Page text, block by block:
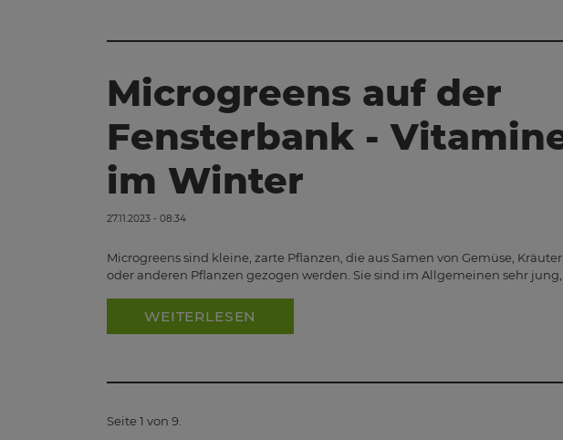
Microgreens auf der
Fensterbank -
im Winter
27.11.2023 - 08:34
Microgreens sind kleine, zarte Pflanzen, die aus Samen von Gemüse,
oder anderen Pflanzen gezogen werden. Sie sind im Allgemeinen sehr jung,…
WEITERLESEN
Seite 1 von 9.